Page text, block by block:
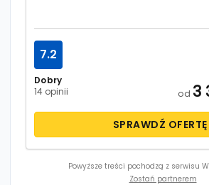
Dobry
14 opinii
7.2
od 3
SPRAWDŹ OFERTĘ
Powyższe treści pochodzą z serwisu
Zostań partnerem